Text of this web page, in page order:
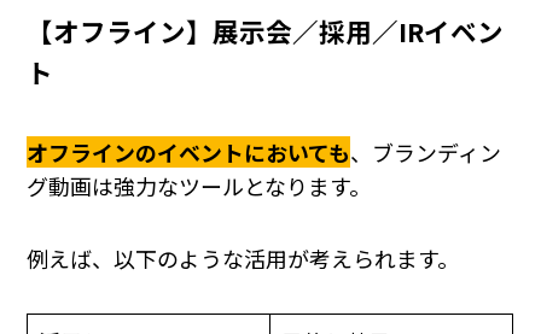
【オフライン】展示会／採用／IRイベン
ト
オフラインのイベントにおいても、ブランディン
グ動画は強力なツールとなります。
例えば、以下のような活用が考えられます。